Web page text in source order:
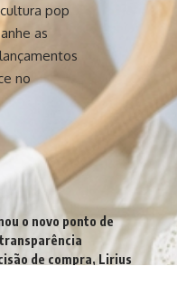
pop
as
no
o novo ponto de
de compra, Lirius